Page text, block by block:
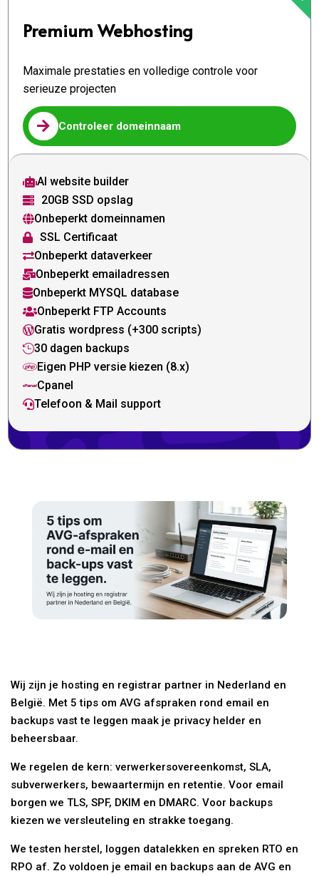
Premium Webhosting
Maximale prestaties en volledige controle voor
serieuze projecten
 Controleer domeinnaam
AI website builder
 20GB SSD opslag
Onbeperkt domeinnamen
 SSL Certificaat
Onbeperkt dataverkeer
Onbeperkt emailadressen
Onbeperkt MYSQL database
Onbeperkt FTP Accounts
Gratis wordpress (+300 scripts)
30 dagen backups
Eigen PHP versie kiezen (8.x)
Cpanel
Telefoon & Mail support
Wij zijn je hosting en registrar partner in Nederland en
België. Met 5 tips om AVG afspraken rond email en
backups vast te leggen maak je privacy helder en
beheersbaar.
We regelen de kern: verwerkersovereenkomst, SLA,
subverwerkers, bewaartermijn en retentie. Voor email
borgen we TLS, SPF, DKIM en DMARC. Voor backups
kiezen we versleuteling en strakke toegang.
We testen herstel, loggen datalekken en spreken RTO en
RPO af. Zo voldoen je email en backups aan de AVG en